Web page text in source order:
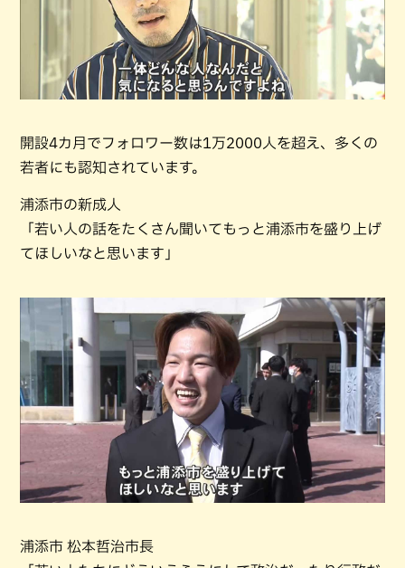
開設4カ月でフォロワー数は1万2000人を超え、多くの
若者にも認知されています。
浦添市の新成人
「若い人の話をたくさん聞いてもっと浦添市を盛り上げ
てほしいなと思います」
浦添市 松本哲治市長